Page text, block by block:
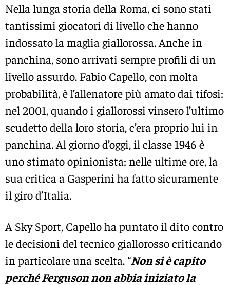
Nella lunga storia della Roma, ci sono stati
tantissimi giocatori di livello che hanno
indossato la maglia giallorossa. Anche in
panchina, sono arrivati sempre profili di un
livello assurdo. Fabio Capello, con molta
probabilità, è l’allenatore più amato dai tifosi:
nel 2001, quando i giallorossi vinsero l’ultimo
scudetto della loro storia, c’era proprio lui in
panchina. Al giorno d’oggi, il classe 1946 è
uno stimato opinionista: nelle ultime ore, la
sua critica a Gasperini ha fatto sicuramente
il giro d’Italia.
A Sky Sport, Capello ha puntato il dito contro
le decisioni del tecnico giallorosso criticando
in particolare una scelta. “Non si è capito
perché Ferguson non abbia iniziato la